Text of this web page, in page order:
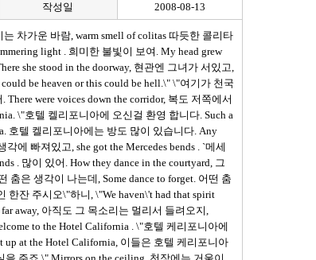
작성일 2008-08-13
차가운 바람, warm smell of colitas 따듯한 콜리타
light . 희미한 불빛이 보여. My head grew
she stood in the doorway, 현관엔 그녀가 서있고,
be heaven or this could be hell.\" \"여기가 천국
were voices down the corridor, 복도 저쪽에서
\"호텔 켈리포니아에 오신걸 환영 합니다. Such a
호텔 켈리포니아에는 방도 많이 있습니다. Any
에 빠져있고, she got the Mercedes bends . `메세
. 많이 있어. How they dance in the courtyard, 그
춤은 생각이 나는데, Some dance to forget. 어떤 춤
한잔 주시오\"하니, \"We haven\'t had that spirit
away, 아직도 그 목소리는 멀리서 들려오지,
to the Hotel California . \"호텔 케리포니아에
at the Hotel California, 이들은 호텔 케리포니아